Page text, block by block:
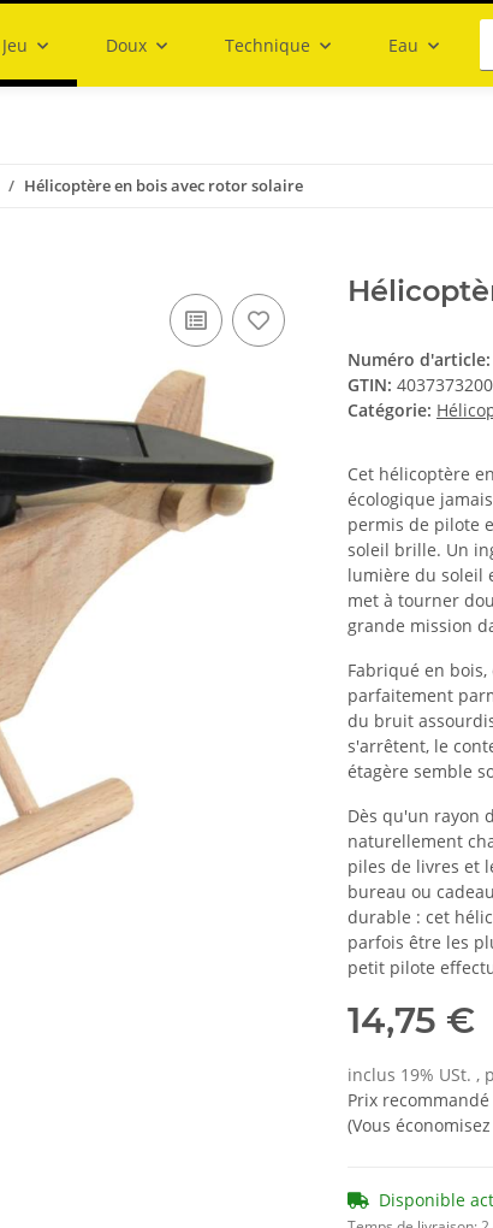
Jeu Doux Technique Eau
Hélicoptère en bois avec rotor solaire
Numéro d'article:
GTIN:
Catégorie:
Cet hélicoptère
écologique
permis de pilote
soleil brille. Un
lumière du soleil
met à tourner
grande mission
Fabriqué en
parfaitement
du bruit
s'arrêtent, le
étagère semble
Dès qu'un rayon
naturellement
piles de livres et
bureau ou
durable : cet
parfois être les
petit pilote
14,75 €
inclus 19% USt. ,
Prix
(Vous économisez
Disponible